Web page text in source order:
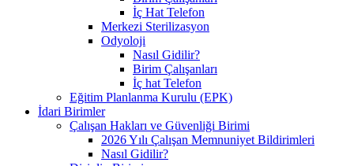
İç Hat Telefon
Merkezi Sterilizasyon
Odyoloji
Nasıl Gidilir?
Birim Çalışanları
İç hat Telefon
Eğitim Planlanma Kurulu (EPK)
İdari Birimler
Çalışan Hakları ve Güvenliği Birimi
2026 Yılı Çalışan Memnuniyet Bildirimleri
Nasıl Gidilir?